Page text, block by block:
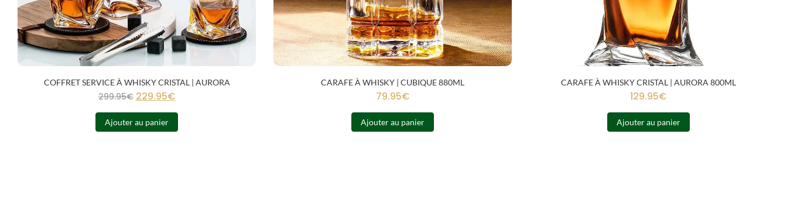
COFFRET SERVICE À WHISKY CRISTAL | AURORA
299.95€ 229.95€
Ajouter au panier
CARAFE À WHISKY | CUBIQUE 880ML
79.95€
Ajouter au panier
CARAFE À WHISKY CRISTAL | AURORA 800ML
129.95€
Ajouter au panier